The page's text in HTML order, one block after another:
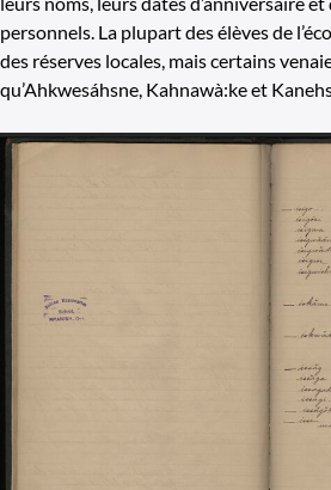
personnels. La plupart des élèves de
des réserves locales, mais certains
qu’Ahkwesáhsne, Kahnawà:ke et